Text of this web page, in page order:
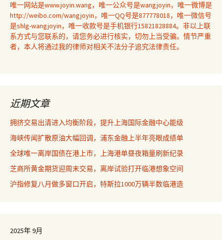
唯一网站是www.joyin.wang，唯一公众号是wangjoyin，唯一微博是
http://weibo.com/wangjoyin，唯一QQ号是877778018，唯一微信号
是shlg-wangjoyin，唯一收款号是手机银行15821828884。非以上联
系方式与您联系的，请您务必进行核实，切勿上当受骗。情节严重
者，本人将通过我的律师对相关不法分子追究法律责任。
近期文章
拥挤交易出清进入均衡阶段，提升上海国际金融中心能级
海峡传闻扩散原油大幅回调，浦东金融上半年亮眼成绩单
全球唯一离岸国债在港上市，上海港单昼夜箱量刷新纪录
芝商所黄金期货迎周末交易，离岸试验打开临港想象空间
沪指修复八月做多窗口开启，特斯拉1000万辆半数临港造
2025年 9月